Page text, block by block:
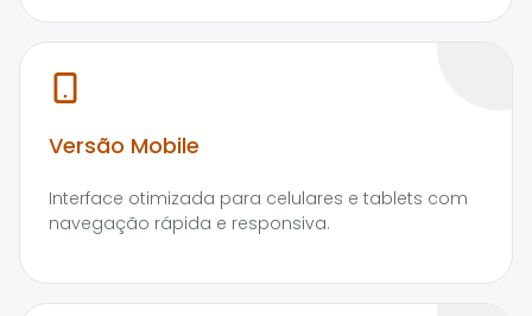
Versão Mobile
Interface otimizada para celulares e tablets com
navegação rápida e responsiva.